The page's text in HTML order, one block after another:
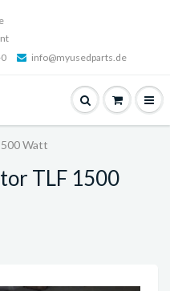
info@myusedparts.de
Watt
TLF 1500